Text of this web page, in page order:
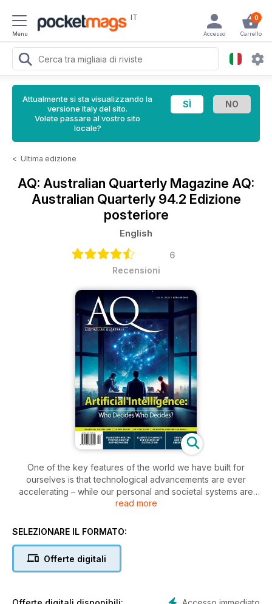
Menu
IT 0
Carrello
Accesso
Attualmente si sta visualizzando la
versione Italy del sito.
Volete passare al vostro sito
locale?
< Ultima edizione
AQ: Australian Quarterly Magazine AQ:
Australian Quarterly 94.2 Edizione
posteriore
English
6
Recensioni
One of the key features of the world we have built for
ourselves is that technological advancements are ever
accelerating – while our personal and societal systems are
slower to advance.
This also means that the challenges we face are multi-valent
This edition is largely about rejecting simplification and
areas of development – yet there are deep causal dynamics
read more
SELEZIONARE IL FORMATO:
Offerte digitali